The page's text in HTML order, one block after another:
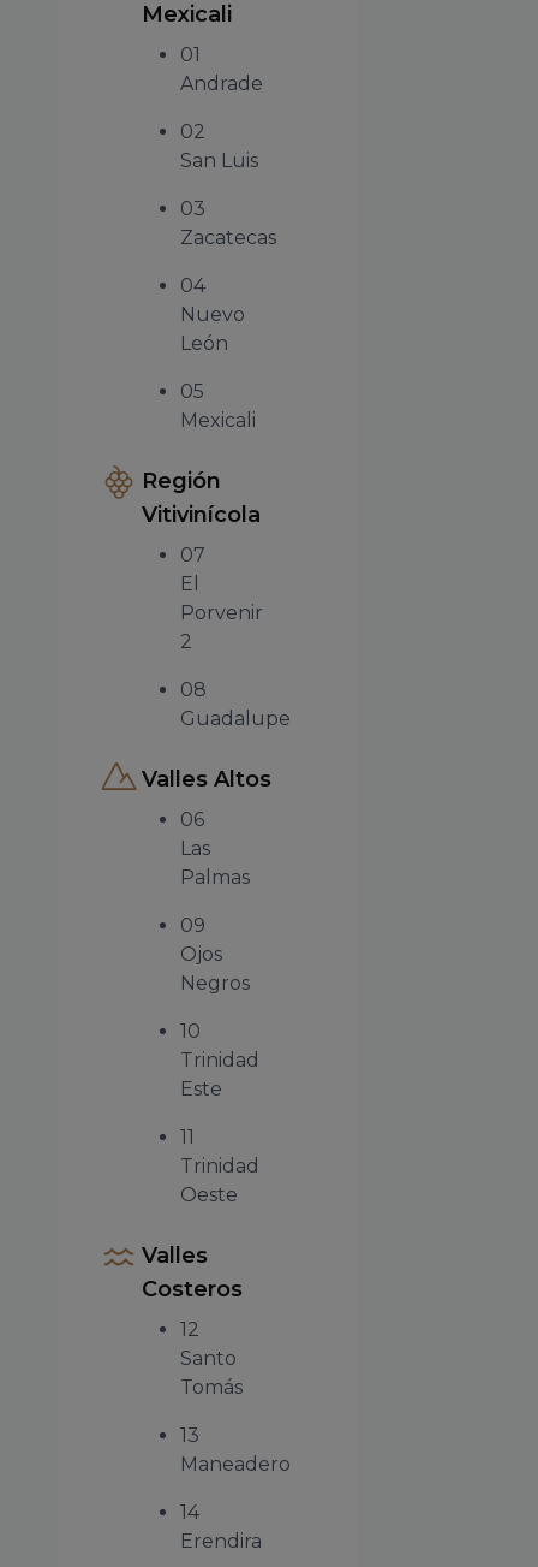
Mexicali
01
Andrade
02
San Luis
03
Zacatecas
04
Nuevo
León
05
Mexicali
Región
Vitivinícola
07
El
Porvenir
2
08
Guadalupe
Valles Altos
06
Las
Palmas
09
Ojos
Negros
10
Trinidad
Este
11
Trinidad
Oeste
Valles
Costeros
12
Santo
Tomás
13
Maneadero
14
Erendira